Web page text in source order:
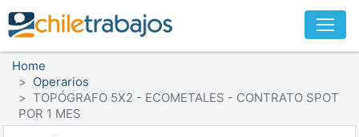
Home
Operarios
TOPÓGRAFO 5X2 - ECOMETALES - CONTRATO SPOT
POR 1 MES